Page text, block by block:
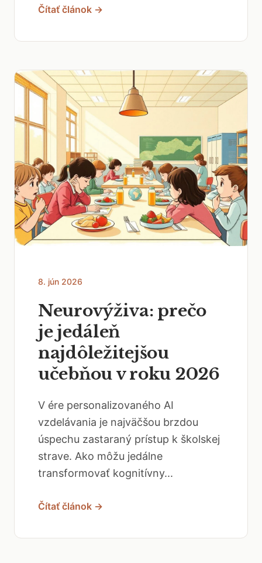
Čítať článok →
8. jún 2026
Neurovýživa: prečo
je jedáleň
najdôležitejšou
učebňou v roku 2026
V ére personalizovaného AI
vzdelávania je najväčšou brzdou
úspechu zastaraný prístup k školskej
strave. Ako môžu jedálne
transformovať kognitívny...
Čítať článok →